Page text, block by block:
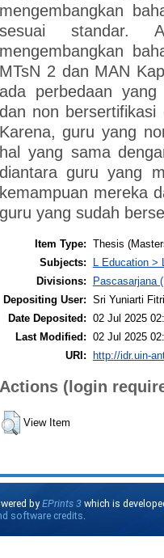
mengembangkan
sesuai standar.
mengembangkan
MTsN 2 dan MAN
ada perbedaan
dan non bersertifikasi
Karena, guru yang
hal yang sama
diantara guru yang
kemampuan mereka
guru yang sudah
Item Type: Thesis
Subjects:
L Education >
Divisions:
Pascasarjana
Depositing User: Sri Yuniarti
Date Deposited: 02 Jul 2025
Last Modified: 02 Jul 2025
URI: http://idr.uin-
Actions (login
View Item
byEPrints 3 which is
software credits.